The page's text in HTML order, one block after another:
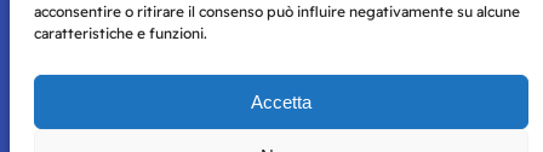
acconsentire o ritirare il consenso può influire negativamente su alcune
caratteristiche e funzioni.
Accetta
Storie di Napoli è una testata registrata presso il tribunale di